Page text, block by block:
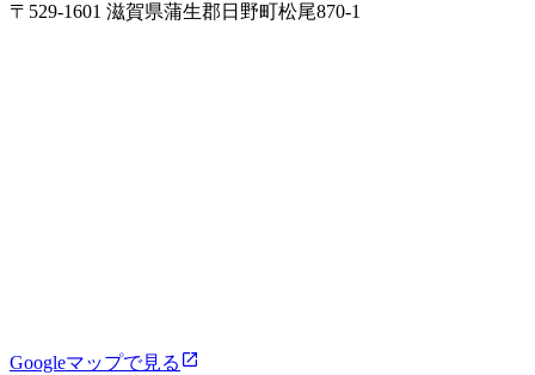
〒529-1601 滋賀県蒲生郡日野町松尾870-1
Googleマップで見る